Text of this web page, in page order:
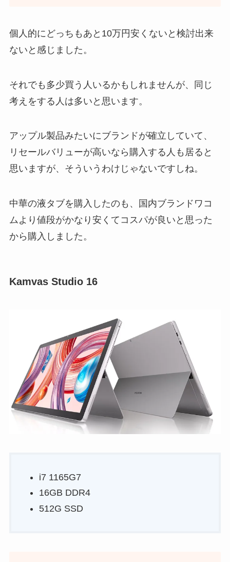
個人的にどっちもあと10万円安くないと検討出来
ないと感じました。
それでも多少買う人いるかもしれませんが、同じ
考えをする人は多いと思います。
アップル製品みたいにブランドが確立していて、
リセールバリューが高いなら購入する人も居ると
思いますが、そういうわけじゃないですしね。
中華の液タブを購入したのも、国内ブランドワコ
ムより値段がかなり安くてコスパが良いと思った
から購入しました。
Kamvas Studio 16
i7 1165G7
16GB DDR4
512G SSD